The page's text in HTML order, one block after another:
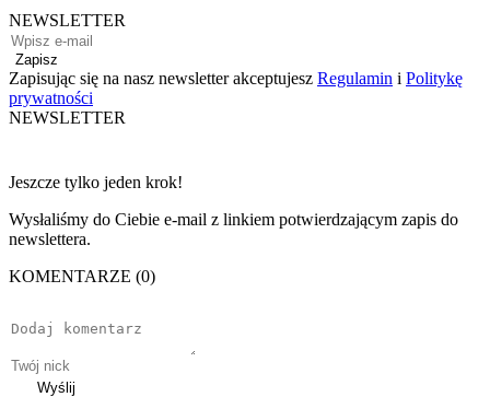
NEWSLETTER
Zapisz
Zapisując się na nasz newsletter akceptujesz Regulamin i Politykę
prywatności
NEWSLETTER
Jeszcze tylko jeden krok!
Wysłaliśmy do Ciebie e-mail z linkiem potwierdzającym zapis do
newslettera.
KOMENTARZE (0)
Wyślij